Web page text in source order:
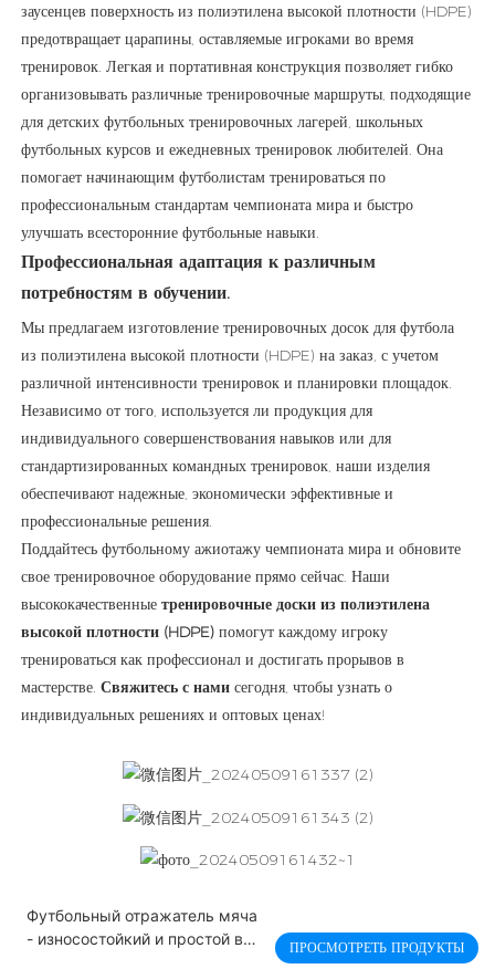
заусенцев поверхность из полиэтилена высокой плотности (HDPE)
предотвращает царапины, оставляемые игроками во время
тренировок. Легкая и портативная конструкция позволяет гибко
организовывать различные тренировочные маршруты, подходящие
для детских футбольных тренировочных лагерей, школьных
футбольных курсов и ежедневных тренировок любителей. Она
помогает начинающим футболистам тренироваться по
профессиональным стандартам чемпионата мира и быстро
улучшать всесторонние футбольные навыки.
Профессиональная адаптация к различным
потребностям в обучении.
Мы предлагаем изготовление тренировочных досок для футбола
из полиэтилена высокой плотности (HDPE) на заказ, с учетом
различной интенсивности тренировок и планировки площадок.
Независимо от того, используется ли продукция для
индивидуального совершенствования навыков или для
стандартизированных командных тренировок, наши изделия
обеспечивают надежные, экономически эффективные и
профессиональные решения.
Поддайтесь футбольному ажиотажу чемпионата мира и обновите
свое тренировочное оборудование прямо сейчас. Наши
высококачественныетренировочные доски из полиэтилена
высокой плотности (HDPE) помогут каждому игроку
тренироваться как профессионал и достигать прорывов в
мастерстве.Свяжитесь с нами сегодня, чтобы узнать о
индивидуальных решениях и оптовых ценах!
Футбольный отражатель мяча
- износостойкий и простой в
ПРОСМОТРЕТЬ ПРОДУКТЫ